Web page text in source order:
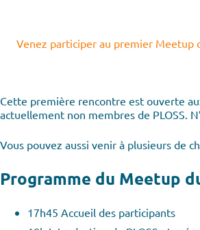
Venez participer au premier Meetup
Cette première rencontre est ouverte
actuellement non membres de PLOSS.
Vous pouvez aussi venir à plusieurs de
Programme du Meetup
17h45 ­Accueil des participants